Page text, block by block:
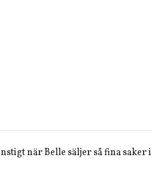
när Belle säljer så fina saker